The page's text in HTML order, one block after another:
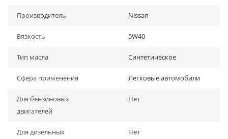
Производитель Nissan
Вязкость 5W40
Тип масла Синтетическое
Сфера применения Легковые автомобили
Для бензиновых
двигателей
Нет
Для дизельных
Нет